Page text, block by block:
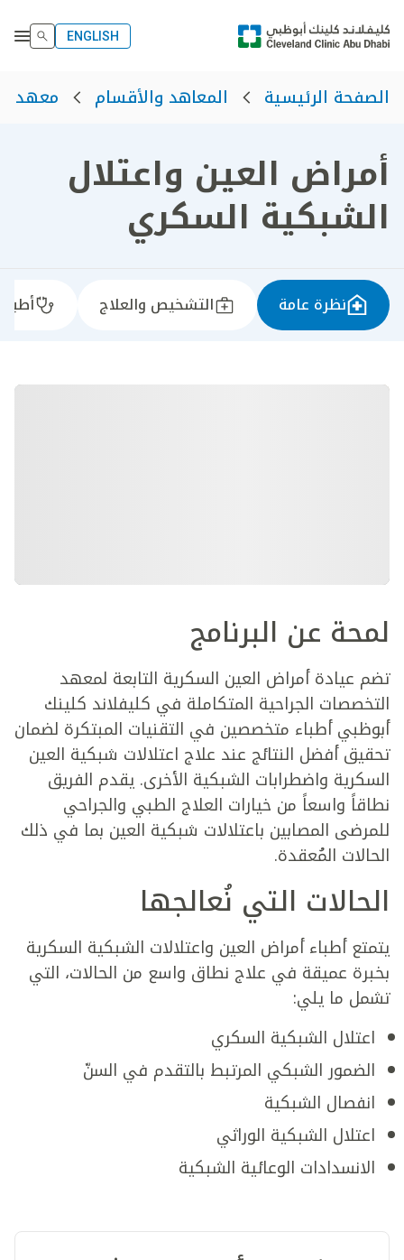
ENGLISH
الصفحة الرئيسية المعاهد والأقسام معهد
أمراض العين واعتلال
الشبكية السكري
نظرة عامة التشخيص والعلاج
لمحة عن البرنامج
تضم عيادة أمراض العين السكرية التابعة لمعهد
التخصصات الجراحية المتكاملة في كليفلاند كلينك
أبوظبي أطباء متخصصين في التقنيات المبتكرة لضمان
تحقيق أفضل النتائج عند علاج اعتلالات شبكية العين
السكرية واضطرابات الشبكية الأخرى. يقدم الفريق
نطاقاً واسعاً من خيارات العلاج الطبي والجراحي
للمرضى المصابين باعتلالات شبكية العين بما في ذلك
الحالات المُعقدة.
الحالات التي نُعالجها
يتمتع أطباء أمراض العين واعتلالات الشبكية السكرية
بخبرة عميقة في علاج نطاق واسع من الحالات، التي
تشمل ما يلي:
اعتلال الشبكية السكري
الضمور الشبكي المرتبط بالتقدم في السنّ
انفصال الشبكية
اعتلال الشبكية الوراثي
الانسدادات الوعائية الشبكية